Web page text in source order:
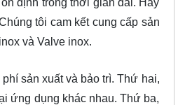
tôi cam kết cung cấp sản
và Valve inox.
sản xuất và bảo trì. Thứ hai,
ứng dụng khác nhau. Thứ ba,